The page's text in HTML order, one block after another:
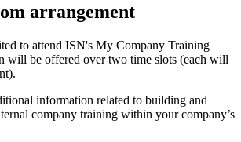
arrangement
to attend ISN's My Company Training
will be offered over two time slots (each will
information related to building and
company training within your company’s